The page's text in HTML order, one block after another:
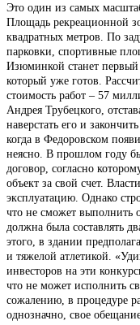
Это один из самых
Площадь рекреационной
квадратных метров. По
парковки, спортивные
Изюминкой станет первый
который уже готов.
стоимость работ – 57
Андрея Трубецкого,
наверстать его и
когда в Федоровском
неясно. В прошлом году
договор, согласно
объект за свой счет.
эксплуатацию. Однако
что не сможет выполнить
должна была составлять
этого, в здании
и тяжелой атлетикой.
инвесторов на эти
что не может исполнить
сожалению, в процедуре
однозначно, свое